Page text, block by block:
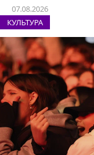
07.08.2026
КУЛЬТУРА